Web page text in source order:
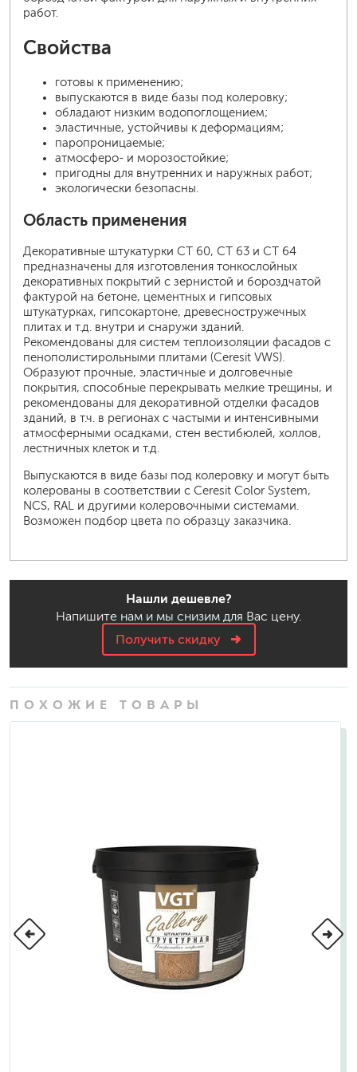
работ.
Свойства
готовы к применению;
выпускаются в виде базы под колеровку;
обладают низким водопоглощением;
эластичные, устойчивы к деформациям;
паропроницаемые;
атмосферо- и морозостойкие;
пригодны для внутренних и наружных работ;
экологически безопасны.
Область применения
Декоративные штукатурки CT 60, CT 63 и CT 64
предназначены для изготовления тонкослойных
декоративных покрытий с зернистой и бороздчатой
фактурой на бетоне, цементных и гипсовых
штукатурках, гипсокартоне, древесностружечных
плитах и т.д. внутри и снаружи зданий.
Рекомендованы для систем теплоизоляции фасадов с
пенополистирольными плитами (Ceresit VWS).
Образуют прочные, эластичные и долговечные
покрытия, способные перекрывать мелкие трещины, и
рекомендованы для декоративной отделки фасадов
зданий, в т.ч. в регионах с частыми и интенсивными
атмосферными осадками, стен вестибюлей, холлов,
лестничных клеток и т.д.
Выпускаются в виде базы под колеровку и могут быть
колерованы в соответствии с Ceresit Color System,
NCS, RAL и другими колеровочными системами.
Возможен подбор цвета по образцу заказчика.
Нашли дешевле?
Напишите нам и мы снизим для Вас цену.
Получить скидку
ПОХОЖИЕ ТОВАРЫ